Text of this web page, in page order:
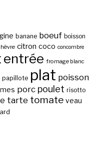
banane boeuf boisson
citron coco concombre
entrée fromage blanc
papillote plat poisson
porc poulet risotto
tarte tomate veau